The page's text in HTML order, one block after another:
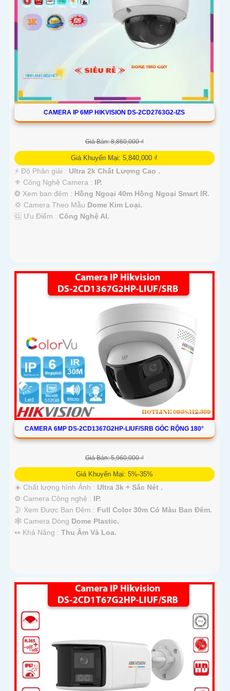
CAMERA IP 6MP HIKVISION DS-2CD2763G2-IZS
Giá Bán: 8,860,000 ₫
Giá Khuyến Mại: 5,840,000 ₫
️⚡ Độ Phân giải : Ultra 2k Chất Lượng Cao .
⚜️ Công Nghệ Camera : IP.
❂ Xem ban đêm : Hồng Ngoại 40m Hồng Ngoại Smart IR.
💢 Camera Theo Mẫu Dome Kim Loại.
️🆑 Ưu Điểm : Công Nghệ AI.
CAMERA 6MP DS-2CD1367G2HP-LIUF/SRB GÓC RỘNG 180°
Giá Bán: 5,960,000 ₫
Giá Khuyến Mại: 5%-35%
☀️ Chất lượng hình Ảnh : Ultra 3k + Sắc Nét .
⚙ Camera Công nghệ : IP.
🌛 Xem Được Ban Đêm : Full Color 30m Có Màu Ban Ðêm.
🕸️ Camera Dòng Dome Plastic.
️↭ Khả Năng : Thu Âm Và Loa.